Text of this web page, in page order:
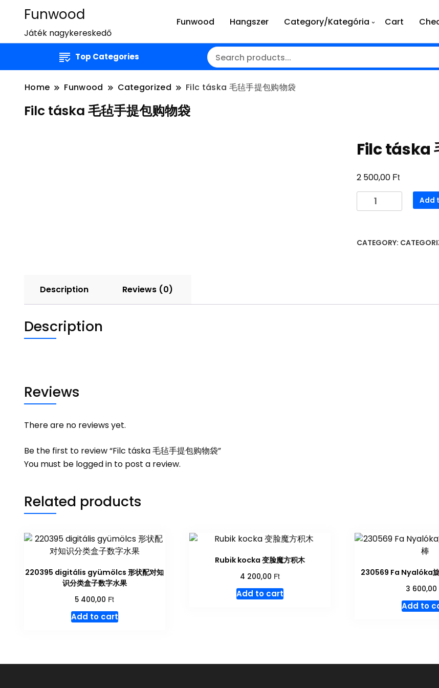
Funwood
Játék nagykereskedő
Funwood Hangszer Category/Kategória Cart
Top Categories
Home Funwood Categorized Filc táska 毛毡手提包购物袋
Filc táska 毛毡手提包购物袋
Filc táska
2 500,00 Ft
táska
手
袋
Add
CATEGORY:
Description Reviews (0)
Description
Reviews
There are no reviews yet.
Be the first to review “Filc táska 毛毡手提包购物袋”
You must be logged in to post a review.
Related products
220395 digitális gyümölcs 形状配对知
识分类盒子数字水果
5 400,00 Ft
Add to cart
Rubik kocka 变脸魔方积木
4 200,00 Ft
Add to cart
230569 Fa Nyalóka旋
3 600,00
Add to